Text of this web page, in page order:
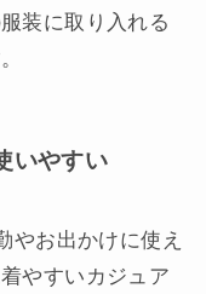
装に取り入れる
いやすい
やお出かけに使え
やすいカジュア